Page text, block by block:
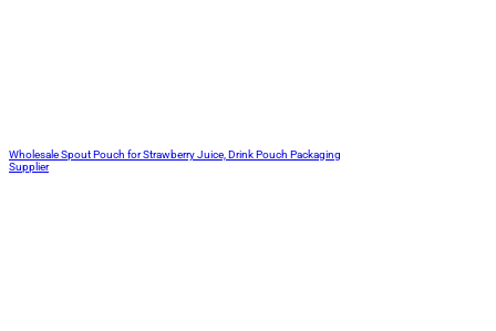
Wholesale Spout Pouch for Strawberry Juice, Drink Pouch Packaging
Supplier